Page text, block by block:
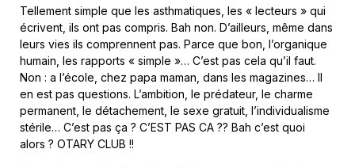
Tellement simple que les asthmatiques, les « lecteurs » qui
écrivent, ils ont pas compris. Bah non. D’ailleurs, même dans
leurs vies ils comprennent pas. Parce que bon, l’organique
humain, les rapports « simple »… C’est pas cela qu’il faut.
Non : a l’école, chez papa maman, dans les magazines… Il
en est pas questions. L’ambition, le prédateur, le charme
permanent, le détachement, le sexe gratuit, l’individualisme
stérile… C’est pas ça ? C’EST PAS CA ?? Bah c’est quoi
alors ? OTARY CLUB !!